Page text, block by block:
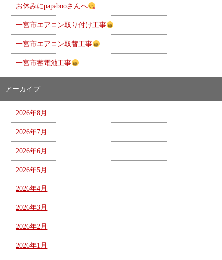
お休みにpapabooさんへ
一宮市エアコン取り付け工事
一宮市エアコン取替工事
一宮市蓄電池工事
アーカイブ
2026年8月
2026年7月
2026年6月
2026年5月
2026年4月
2026年3月
2026年2月
2026年1月